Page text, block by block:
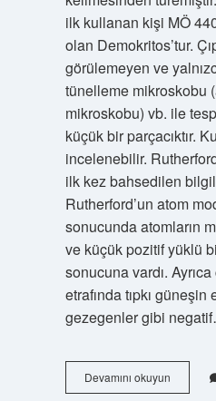
ilk kullanan kişi MÖ
olan Demokritos’tur.
görülemeyen ve
tünelleme mikroskobu
mikroskobu) vb. ile
küçük bir parçacıktır.
incelenebilir.
ilk kez bahsedilen
Rutherford’un atom
sonucunda atomların
ve küçük pozitif yüklü
sonucuna vardı.
etrafında tıpkı güneşin
gezegenler gibi
Devamını okuyunIlk
Defa